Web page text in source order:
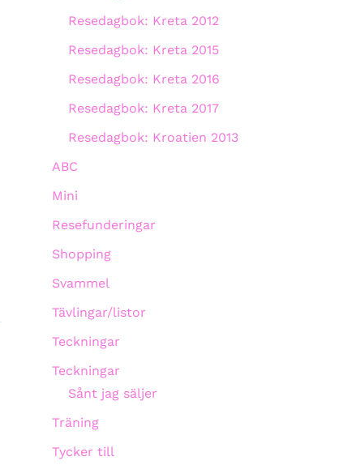
Resedagbok: Kreta 2012
Resedagbok: Kreta 2015
Resedagbok: Kreta 2016
Resedagbok: Kreta 2017
Resedagbok: Kroatien 2013
ABC
Mini
Resefunderingar
Shopping
Svammel
Tävlingar/listor
Teckningar
Teckningar
Sånt jag säljer
Träning
Tycker till